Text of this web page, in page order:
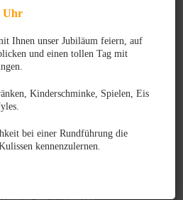
Emergency and Critical
Uhr
Ihnen unser Jubiläum feiern, auf
und einen tollen Tag mit
Kinderschminke, Spielen, Eis
bei einer Rundführung die
kennenzulernen.